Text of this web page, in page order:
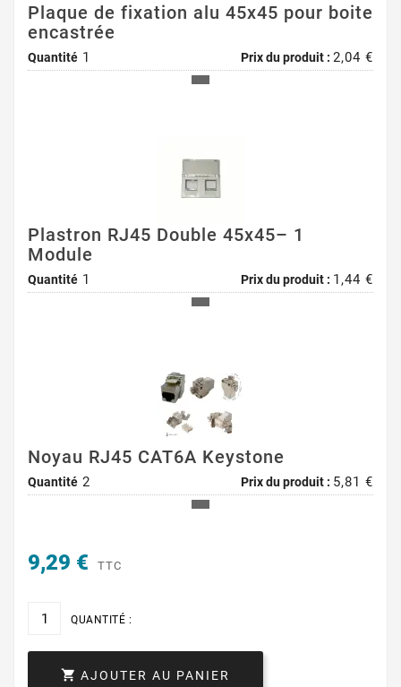
Plaque de fixation alu 45x45 pour boite
encastrée
Quantité 1 Prix du produit : 2,04 €
Plastron RJ45 Double 45x45– 1
Module
Quantité 1 Prix du produit : 1,44 €
Noyau RJ45 CAT6A Keystone
Quantité 2 Prix du produit : 5,81 €
9,29 € TTC
QUANTITÉ :
 AJOUTER AU PANIER